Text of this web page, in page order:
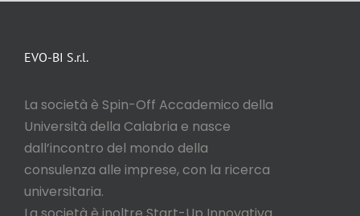
EVO-BI S.r.l.
La società è Spin-Off Accademico della
Università della Calabria e nasce
dall’incontro del mondo della
consulenza alle imprese, con la ricerca
universitaria.